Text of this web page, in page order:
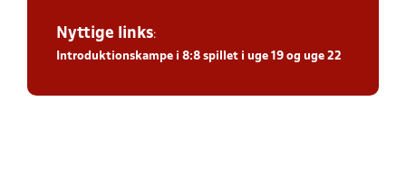
Nyttige links:
Introduktionskampe i 8:8 spillet i uge 19 og uge 22